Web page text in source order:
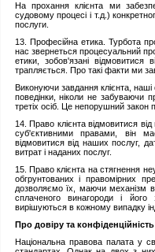
На прохання клієнта ми
судовому процесі і т.д.)
послуги.
13. Професійна етика. Турбота
нас звернеться процесуальний
етики, зобов'язані відмовитися
трапляється. Про такі факти ми
Виконуючи завдання клієнта,
поведінки, ніколи не забуваючи
третіх осіб. Це непорушний закон
14. Право клієнта відмовитися
суб'єктивними правами, він
відмовитися від наших послуг,
витрат і наданих послуг.
15. Право клієнта на стягнення
обгрунтованих і правомірних
дозволяємо їх, маючи механізм
сплаченого винагороди і
вирішуються в кожному випадку
Про довіру та конфіденційність
Національна правова палата у